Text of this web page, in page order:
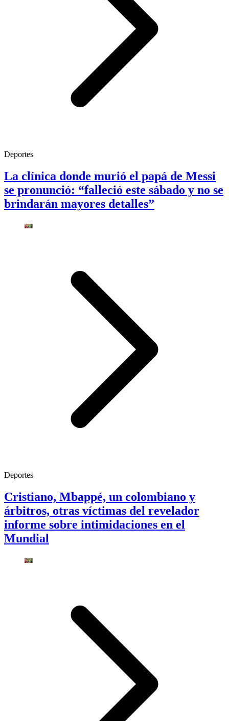
Deportes
La clínica donde murió el papá de Messi
se pronunció: “falleció este sábado y no se
brindarán mayores detalles”
Deportes
Cristiano, Mbappé, un colombiano y
árbitros, otras víctimas del revelador
informe sobre intimidaciones en el
Mundial